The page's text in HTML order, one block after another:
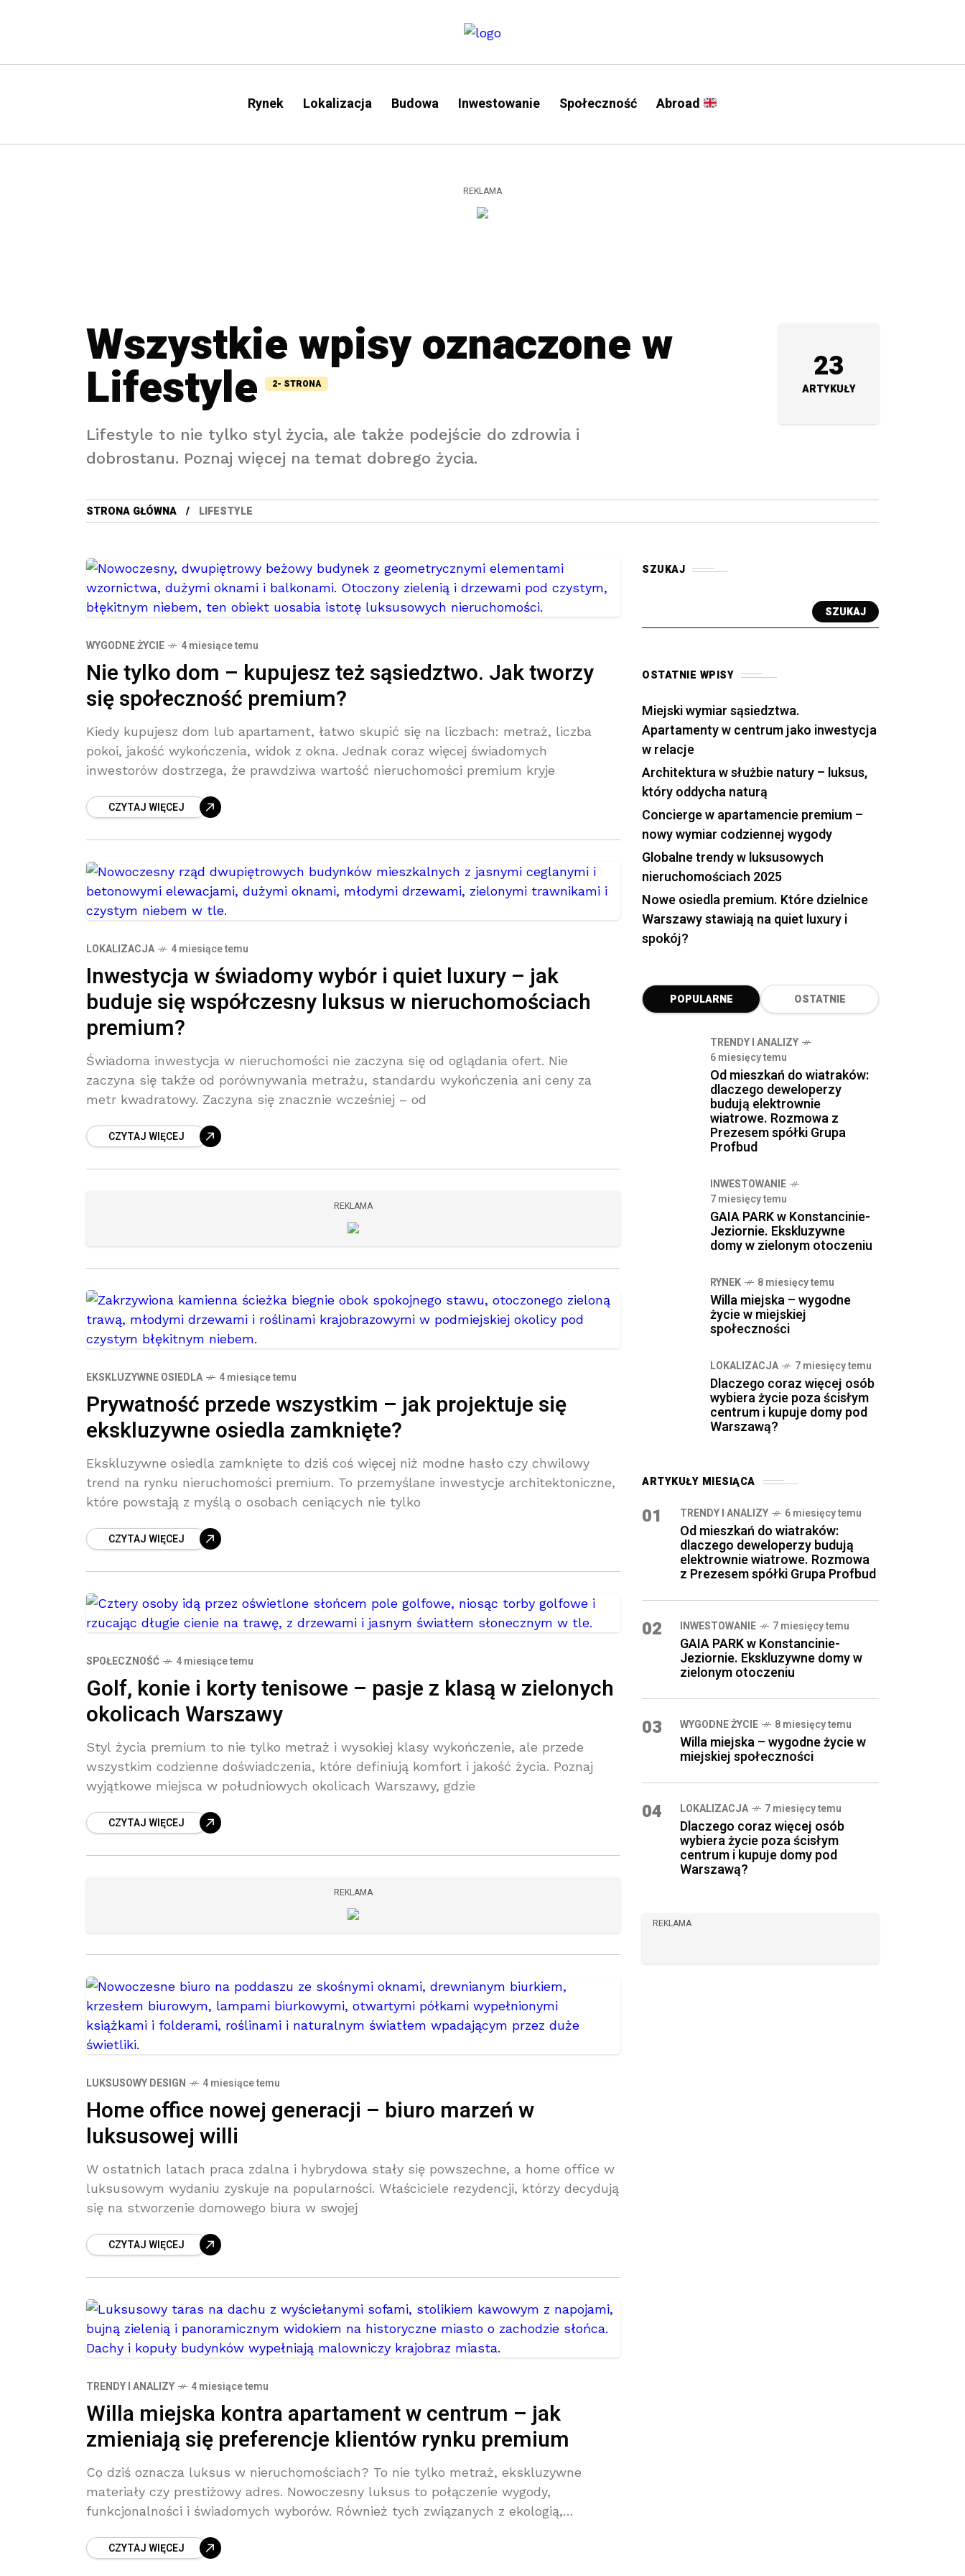
Rynek Lokalizacja Budowa Inwestowanie Społeczność Abroad
REKLAMA
Wszystkie wpisy oznaczone w
Lifestyle 2- STRONA
Lifestyle to nie tylko styl życia, ale także podejście do zdrowia i
dobrostanu. Poznaj więcej na temat dobrego życia.
23
ARTYKUŁY
STRONA GŁÓWNA LIFESTYLE
WYGODNE ŻYCIE 4 miesiące temu
Nie tylko dom – kupujesz też sąsiedztwo. Jak tworzy
się społeczność premium?
Kiedy kupujesz dom lub apartament, łatwo skupić się na liczbach: metraż, liczba
pokoi, jakość wykończenia, widok z okna. Jednak coraz więcej świadomych
inwestorów dostrzega, że prawdziwa wartość nieruchomości premium kryje
CZYTAJ WIĘCEJ
LOKALIZACJA 4 miesiące temu
Inwestycja w świadomy wybór i quiet luxury – jak
buduje się współczesny luksus w nieruchomościach
premium?
Świadoma inwestycja w nieruchomości nie zaczyna się od oglądania ofert. Nie
zaczyna się także od porównywania metrażu, standardu wykończenia ani ceny za
metr kwadratowy. Zaczyna się znacznie wcześniej – od
CZYTAJ WIĘCEJ
REKLAMA
EKSKLUZYWNE OSIEDLA 4 miesiące temu
Prywatność przede wszystkim – jak projektuje się
ekskluzywne osiedla zamknięte?
Ekskluzywne osiedla zamknięte to dziś coś więcej niż modne hasło czy chwilowy
trend na rynku nieruchomości premium. To przemyślane inwestycje architektoniczne,
które powstają z myślą o osobach ceniących nie tylko
CZYTAJ WIĘCEJ
SPOŁECZNOŚĆ 4 miesiące temu
Golf, konie i korty tenisowe – pasje z klasą w zielonych
okolicach Warszawy
Styl życia premium to nie tylko metraż i wysokiej klasy wykończenie, ale przede
wszystkim codzienne doświadczenia, które definiują komfort i jakość życia. Poznaj
wyjątkowe miejsca w południowych okolicach Warszawy, gdzie
CZYTAJ WIĘCEJ
REKLAMA
LUKSUSOWY DESIGN 4 miesiące temu
Home office nowej generacji – biuro marzeń w
luksusowej willi
W ostatnich latach praca zdalna i hybrydowa stały się powszechne, a home office w
luksusowym wydaniu zyskuje na popularności. Właściciele rezydencji, którzy decydują
się na stworzenie domowego biura w swojej
CZYTAJ WIĘCEJ
TRENDY I ANALIZY 4 miesiące temu
Willa miejska kontra apartament w centrum – jak
zmieniają się preferencje klientów rynku premium
Co dziś oznacza luksus w nieruchomościach? To nie tylko metraż, ekskluzywne
materiały czy prestiżowy adres. Nowoczesny luksus to połączenie wygody,
funkcjonalności i świadomych wyborów. Również tych związanych z ekologią,
CZYTAJ WIĘCEJ
SZUKAJ
SZUKAJ
OSTATNIE WPISY
Miejski wymiar sąsiedztwa.
Apartamenty w centrum jako inwestycja
w relacje
Architektura w służbie natury – luksus,
który oddycha naturą
Concierge w apartamencie premium –
nowy wymiar codziennej wygody
Globalne trendy w luksusowych
nieruchomościach 2025
Nowe osiedla premium. Które dzielnice
Warszawy stawiają na quiet luxury i
spokój?
POPULARNE OSTATNIE
TRENDY I ANALIZY
6 miesięcy temu
Od mieszkań do wiatraków:
dlaczego deweloperzy
budują elektrownie
wiatrowe. Rozmowa z
Prezesem spółki Grupa
Profbud
INWESTOWANIE
7 miesięcy temu
GAIA PARK w Konstancinie-
Jeziornie. Ekskluzywne
domy w zielonym otoczeniu
RYNEK 8 miesięcy temu
Willa miejska – wygodne
życie w miejskiej
społeczności
LOKALIZACJA 7 miesięcy temu
Dlaczego coraz więcej osób
wybiera życie poza ścisłym
centrum i kupuje domy pod
Warszawą?
ARTYKUŁY MIESIĄCA
01 TRENDY I ANALIZY 6 miesięcy temu
Od mieszkań do wiatraków:
dlaczego deweloperzy budują
elektrownie wiatrowe. Rozmowa
z Prezesem spółki Grupa Profbud
02 INWESTOWANIE 7 miesięcy temu
GAIA PARK w Konstancinie-
Jeziornie. Ekskluzywne domy w
zielonym otoczeniu
03 WYGODNE ŻYCIE 8 miesięcy temu
Willa miejska – wygodne życie w
miejskiej społeczności
04 LOKALIZACJA 7 miesięcy temu
Dlaczego coraz więcej osób
wybiera życie poza ścisłym
centrum i kupuje domy pod
Warszawą?
REKLAMA